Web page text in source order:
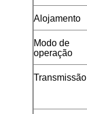
Alojamento
Modo de
operação
Transmissão